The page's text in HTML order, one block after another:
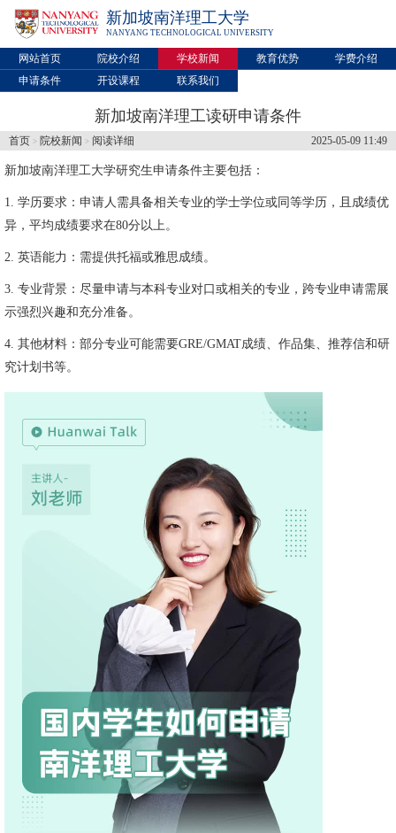
新加坡南洋理工大学
NANYANG TECHNOLOGICAL UNIVERSITY
网站首页 院校介绍 学校新闻 教育优势
学费介绍
申请条件
开设课程 联系我们
新加坡南洋理工读研申请条件
2025-05-09 11:49
首页 > 院校新闻 > 阅读详细
新加坡南洋理工大学研究生申请条件主要包括：
1. 学历要求：申请人需具备相关专业的学士学位或同等学历，且成绩优
异，平均成绩要求在80分以上。
2. 英语能力：需提供托福或雅思成绩。
3. 专业背景：尽量申请与本科专业对口或相关的专业，跨专业申请需展
示强烈兴趣和充分准备。
4. 其他材料：部分专业可能需要GRE/GMAT成绩、作品集、推荐信和研
究计划书等。